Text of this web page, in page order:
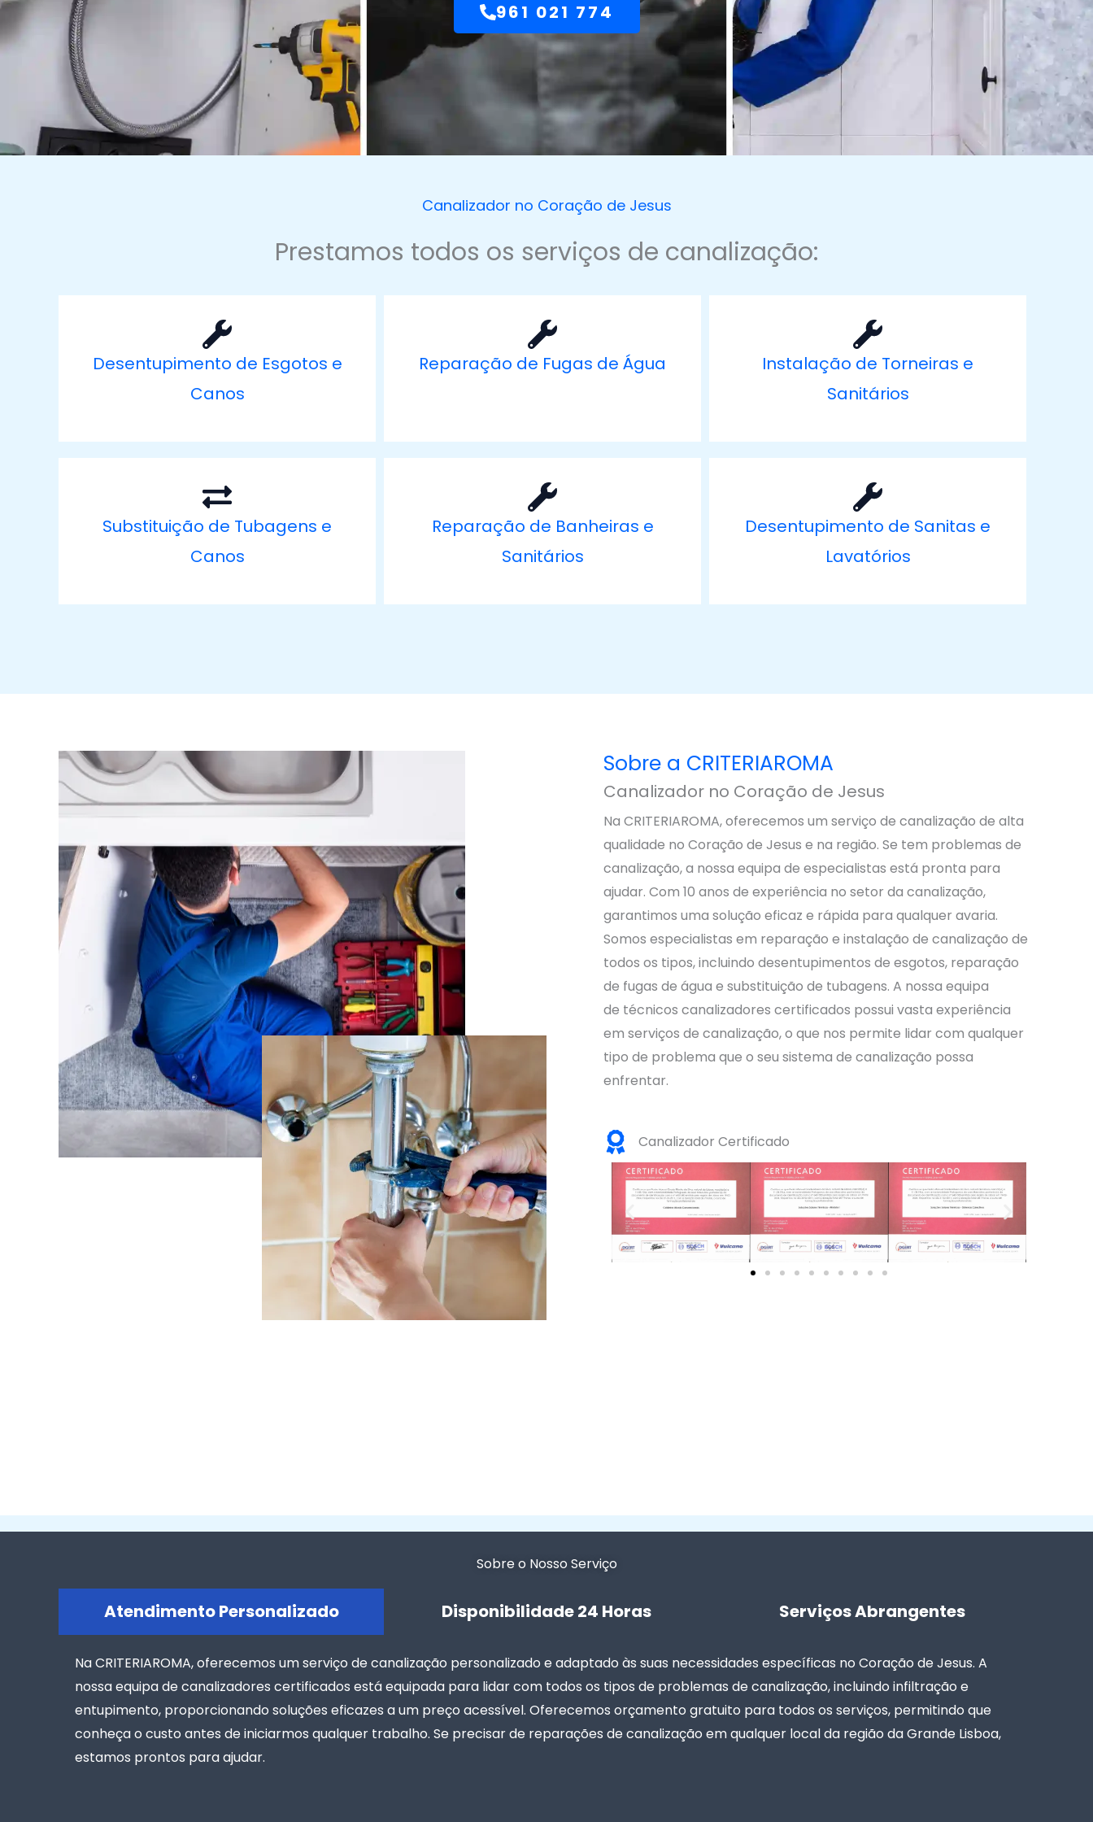
961 021 774
Canalizador no Coração de Jesus
Prestamos todos os serviços de canalização:
Desentupimento de Esgotos e
Canos
Reparação de Fugas de Água
Instalação de Torneiras e
Sanitários
Substituição de Tubagens e
Canos
Reparação de Banheiras e
Sanitários
Desentupimento de Sanitas e
Lavatórios
Sobre a CRITERIAROMA
Canalizador no Coração de Jesus
Na CRITERIAROMA, oferecemos um serviço de canalização de alta
qualidade no Coração de Jesus e na região. Se tem problemas de
canalização, a nossa equipa de especialistas está pronta para
ajudar. Com 10 anos de experiência no setor da canalização,
garantimos uma solução eficaz e rápida para qualquer avaria.
Somos especialistas em reparação e instalação de canalização de
todos os tipos, incluindo desentupimentos de esgotos, reparação
de fugas de água e substituição de tubagens. A nossa equipa
de técnicos canalizadores certificados possui vasta experiência
em serviços de canalização, o que nos permite lidar com qualquer
tipo de problema que o seu sistema de canalização possa
enfrentar.
Canalizador Certificado
Sobre o Nosso Serviço
Atendimento Personalizado Disponibilidade 24 Horas Serviços Abrangentes
Na CRITERIAROMA, oferecemos um serviço de canalização personalizado e adaptado às suas necessidades específicas no Coração de Jesus. A
nossa equipa de canalizadores certificados está equipada para lidar com todos os tipos de problemas de canalização, incluindo infiltração e
entupimento, proporcionando soluções eficazes a um preço acessível. Oferecemos orçamento gratuito para todos os serviços, permitindo que
conheça o custo antes de iniciarmos qualquer trabalho. Se precisar de reparações de canalização em qualquer local da região da Grande Lisboa,
estamos prontos para ajudar.